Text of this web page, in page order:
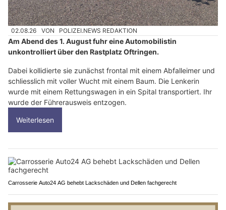
02.08.26 VON POLIZEI.NEWS REDAKTION
Am Abend des 1. August fuhr eine Automobilistin
unkontrolliert über den Rastplatz Oftringen.
Dabei kollidierte sie zunächst frontal mit einem Abfalleimer und
schliesslich mit voller Wucht mit einem Baum. Die Lenkerin
wurde mit einem Rettungswagen in ein Spital transportiert. Ihr
wurde der Führerausweis entzogen.
Weiterlesen
Carrosserie Auto24 AG behebt Lackschäden und Dellen fachgerecht